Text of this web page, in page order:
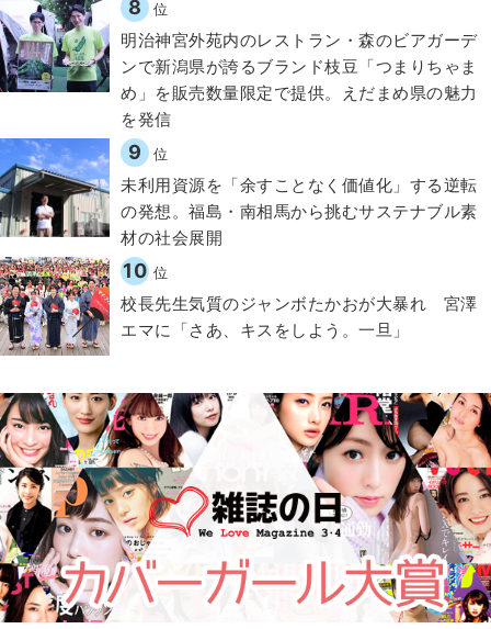
8 位
明治神宮外苑内のレストラン・森のビアガーデ
ンで新潟県が誇るブランド枝豆「つまりちゃま
め」を販売数量限定で提供。えだまめ県の魅力
を発信
9 位
​​未利用資源を「余すことなく価値化」する逆転
の発想。福島・南相馬から挑むサステナブル素
材の社会展開​
10 位
校長先生気質のジャンボたかおが大暴れ 宮澤
エマに「さあ、キスをしよう。一旦」